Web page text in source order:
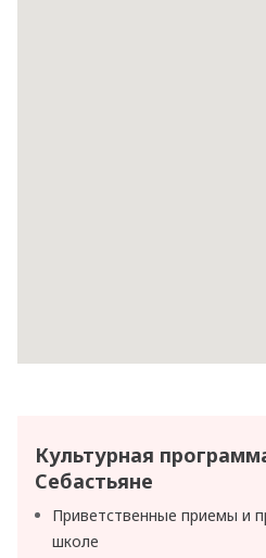
Культурная
Себастьяне
Приветственные приемы и
школе